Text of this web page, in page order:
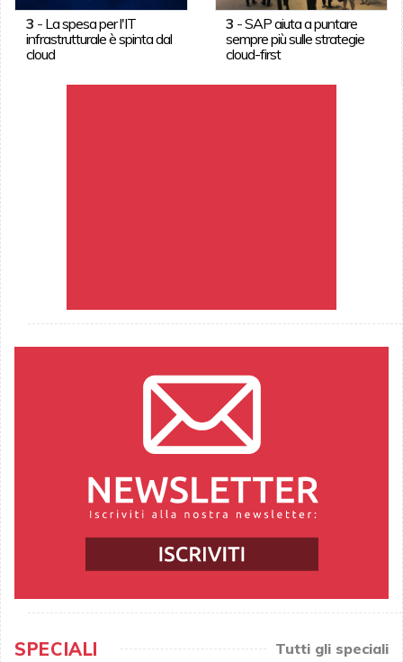
3 - La spesa per l'IT
infrastrutturale è spinta dal
cloud
3 -SAP aiuta a puntare
sempre più sulle strategie
cloud-first
SPECIALI Tutti gli speciali